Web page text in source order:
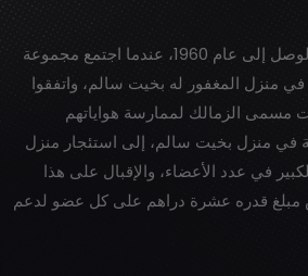
يعود تاريخ تأسيس نادي الوصل إلى عام 1960، عندما اجتمع مجموعة
منزل المغفور له بخيت سالم، واتفقوا
مسمى الزمالك لممارسة هواياتهم
في منزل بخيت سالم، إلى استئجار منزل
في عدد الأعضاء، والإقبال على هذا
مبلغ قدره عشرة دراهم على كل عضو لدعم